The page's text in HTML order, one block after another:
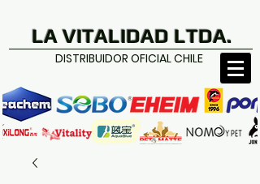
LA VITALIDAD LTDA.
DISTRIBUIDOR OFICIAL CHILE